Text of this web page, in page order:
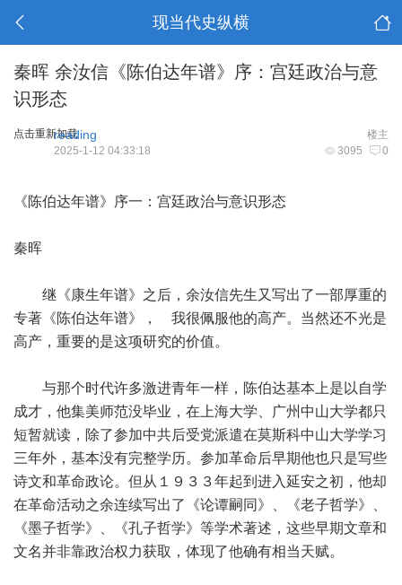
现当代史纵横
秦晖 余汝信《陈伯达年谱》序：宫廷政治与意
识形态
点击重新加载 楼主
reading
3095 0
2025-1-12 04:33:18
《陈伯达年谱》序一：宫廷政治与意识形态
秦晖
继《康生年谱》之后，余汝信先生又写出了一部厚重的
专著《陈伯达年谱》， 我很佩服他的高产。当然还不光是
高产，重要的是这项研究的价值。
与那个时代许多激进青年一样，陈伯达基本上是以自学
成才，他集美师范没毕业，在上海大学、广州中山大学都只
短暂就读，除了参加中共后受党派遣在莫斯科中山大学学习
三年外，基本没有完整学历。参加革命后早期他也只是写些
诗文和革命政论。但从１９３３年起到进入延安之初，他却
在革命活动之余连续写出了《论谭嗣同》、《老子哲学》、
《墨子哲学》、《孔子哲学》等学术著述，这些早期文章和
文名并非靠政治权力获取，体现了他确有相当天赋。